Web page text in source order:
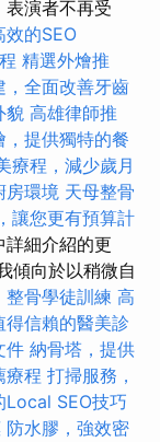
表演者不再受
效的SEO
精選外燴推
，全面改善牙齒
貌 高雄律師推
，提供獨特的餐
療程，減少歲月
房環境 天母整骨
讓您更有預算計
細介紹的更
傾向於以稍微自
整骨學徒訓練 高
得信賴的醫美診
件 納骨塔，提供
療程 打掃服務，
Local SEO技巧
防水膠，強效密